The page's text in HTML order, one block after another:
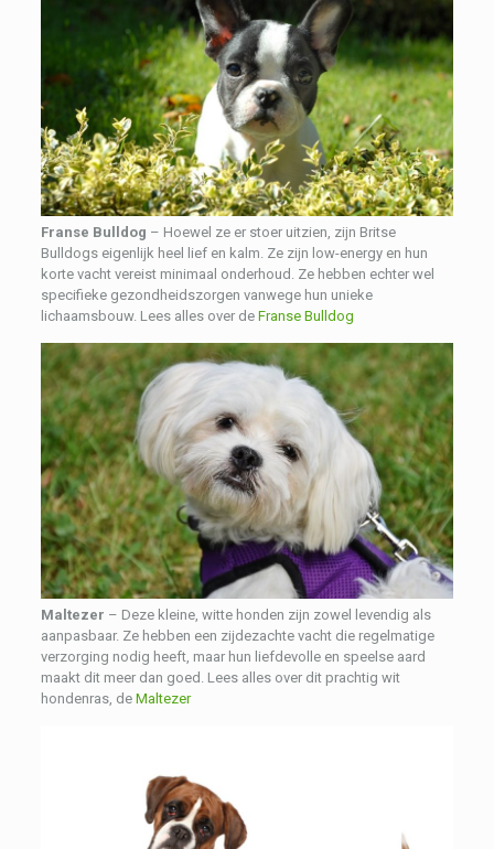
Franse Bulldog – Hoewel ze er stoer uitzien, zijn Britse
Bulldogs eigenlijk heel lief en kalm. Ze zijn low-energy en hun
korte vacht vereist minimaal onderhoud. Ze hebben echter wel
specifieke gezondheidszorgen vanwege hun unieke
lichaamsbouw. Lees alles over de Franse Bulldog
Maltezer – Deze kleine, witte honden zijn zowel levendig als
aanpasbaar. Ze hebben een zijdezachte vacht die regelmatige
verzorging nodig heeft, maar hun liefdevolle en speelse aard
maakt dit meer dan goed. Lees alles over dit prachtig wit
hondenras, de Maltezer